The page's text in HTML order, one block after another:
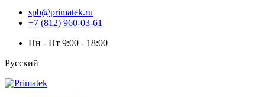
spb@primatek.ru
+7 (812) 960-03-61
Пн - Пт 9:00 - 18:00
Русский